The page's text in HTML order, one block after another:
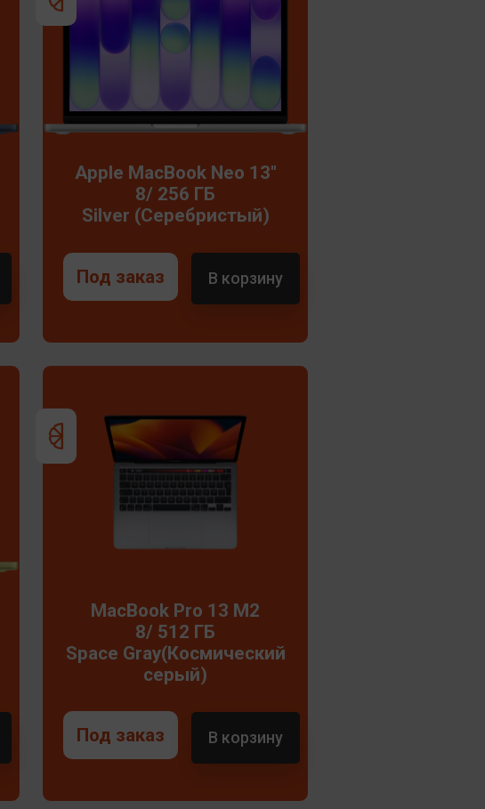
Apple MacBook Neo 13"
8/ 256 ГБ
Silver (Серебристый)
Под заказ В корзину
MacBook Pro 13 M2
8/ 512 ГБ
Space Gray(Космический
серый)
Под заказ В корзину